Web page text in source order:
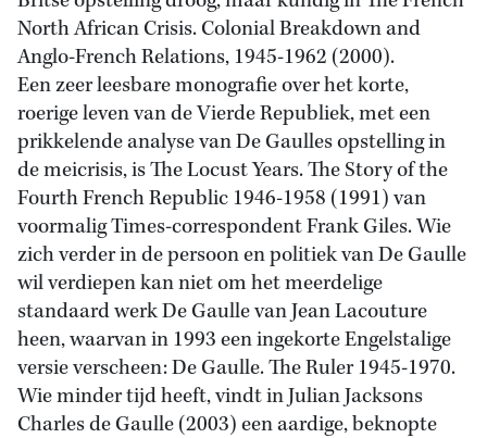
North African Crisis. Colonial Breakdown and
Anglo-French Relations, 1945-1962 (2000).
Een zeer leesbare monografie over het korte,
roerige leven van de Vierde Republiek, met een
prikkelende analyse van De Gaulles opstelling in
de meicrisis, is The Locust Years. The Story of the
Fourth French Republic 1946-1958 (1991) van
voormalig Times-correspondent Frank Giles. Wie
zich verder in de persoon en politiek van De Gaulle
wil verdiepen kan niet om het meerdelige
standaard werk De Gaulle van Jean Lacouture
heen, waarvan in 1993 een ingekorte Engelstalige
versie verscheen: De Gaulle. The Ruler 1945-1970.
Wie minder tijd heeft, vindt in Julian Jacksons
Charles de Gaulle (2003) een aardige, beknopte